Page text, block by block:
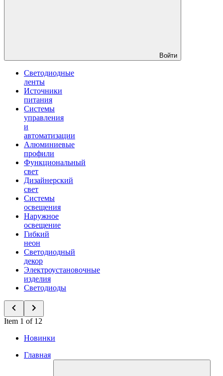
Войти
Светодиодные
ленты
Источники
питания
Системы
управления
и
автоматизации
Алюминиевые
профили
Функциональный
свет
Дизайнерский
свет
Системы
освещения
Наружное
освещение
Гибкий
неон
Светодиодный
декор
Электроустановочные
изделия
Светодиоды
Item 1 of 12
Новинки
Главная